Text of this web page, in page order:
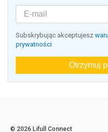
Subskrybując akceptujesz
prywatności
Otrzymuj
© 2026 Lifull Connect